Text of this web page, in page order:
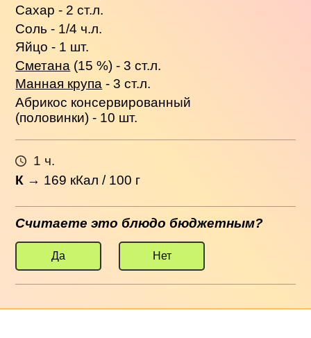
Сахар - 2 ст.л.
Соль - 1/4 ч.л.
Яйцо - 1 шт.
Сметана (15 %) - 3 ст.л.
Манная крупа - 3 ст.л.
Абрикос консервированный
(половинки) - 10 шт.
1 ч.
К → 169 кКал / 100 г
Считаете это блюдо бюджетным?
Да Нет